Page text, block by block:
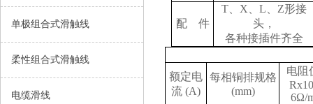
单极组合式滑触线
柔性组合式滑触线
电缆滑线
配 件
T、X、L、Z形接
头，
各种接插件齐全
额定电
流 (A)
每相铜排规格
(mm)
电阻
6Ω/